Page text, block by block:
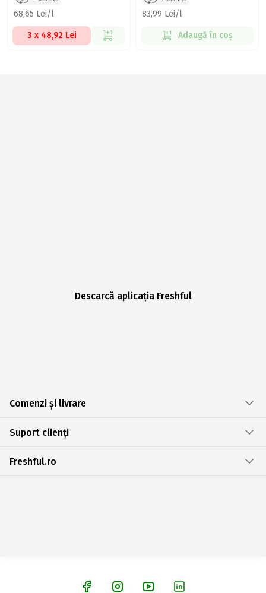
68,65 Lei/l
3 x 48,92 Lei
83,99 Lei/l
Adaugă în coș
Descarcă aplicația Freshful
Comenzi și livrare
Suport clienți
Freshful.ro